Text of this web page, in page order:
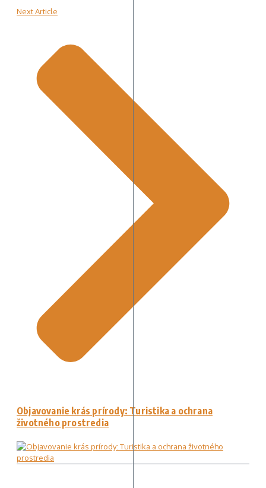
Next Article
Objavovanie krás prírody: Turistika a ochrana
životného prostredia